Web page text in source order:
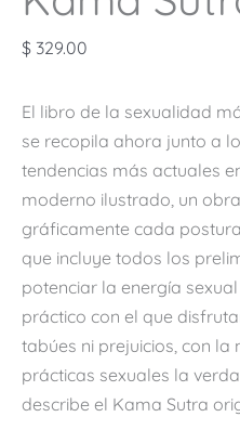
$ 329.00
El libro de la sexualidad
se recopila ahora junto a
tendencias más actuales
moderno ilustrado, un
gráficamente cada
que incluye todos los
potenciar la energía
práctico con el que
tabúes ni prejuicios, con
prácticas sexuales la
describe el Kama Sutra